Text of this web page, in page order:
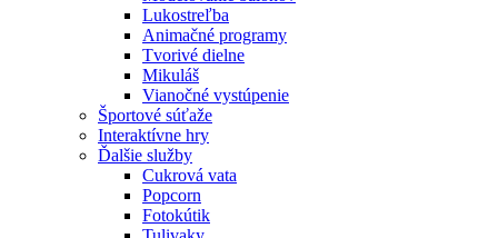
Lukostreľba
Animačné programy
Tvorivé dielne
Mikuláš
Vianočné vystúpenie
Športové súťaže
Interaktívne hry
Ďalšie služby
Cukrová vata
Popcorn
Fotokútik